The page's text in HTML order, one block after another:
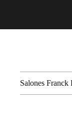
Salones Franck